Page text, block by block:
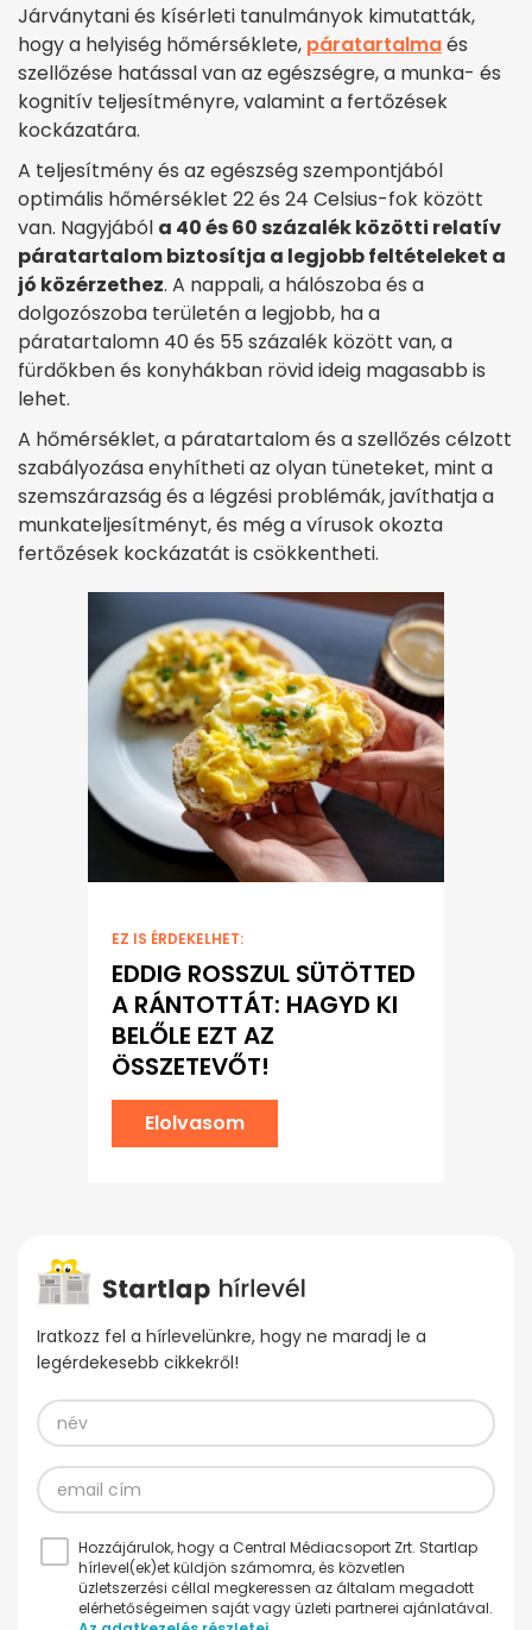
Járványtani és kísérleti tanulmányok kimutatták,
hogy a helyiség hőmérséklete, páratartalmaés
szellőzése hatással van az egészségre, a munka- és
kognitív teljesítményre, valamint a fertőzések
kockázatára.
A teljesítmény és az egészség szempontjából
optimális hőmérséklet 22 és 24 Celsius-fok között
van. Nagyjából a 40 és 60 százalék közötti relatív
páratartalom biztosítja a legjobb feltételeket a
jó közérzethez. A nappali, a hálószoba és a
dolgozószoba területén a legjobb, ha a
páratartalomn 40 és 55 százalék között van, a
fürdőkben és konyhákban rövid ideig magasabb is
lehet.
A hőmérséklet, a páratartalom és a szellőzés célzott
szabályozása enyhítheti az olyan tüneteket, mint a
szemszárazság és a légzési problémák, javíthatja a
munkateljesítményt, és még a vírusok okozta
fertőzések kockázatát is csökkentheti.
EZ IS ÉRDEKELHET:
EDDIG ROSSZUL SÜTÖTTED
A RÁNTOTTÁT: HAGYD KI
BELŐLE EZT AZ
ÖSSZETEVŐT!
Elolvasom
Iratkozz fel a hírlevelünkre, hogy ne maradj le a
legérdekesebb cikkekről!
Hozzájárulok, hogy a Central Médiacsoport Zrt. Startlap
hírlevel(ek)et küldjön számomra, és közvetlen
üzletszerzési céllal megkeressen az általam megadott
elérhetőségeimen saját vagy üzleti partnerei ajánlatával.